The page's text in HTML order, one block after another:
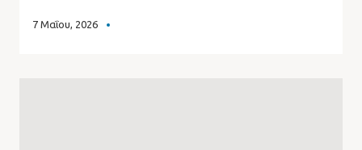
7 Μαΐου, 2026